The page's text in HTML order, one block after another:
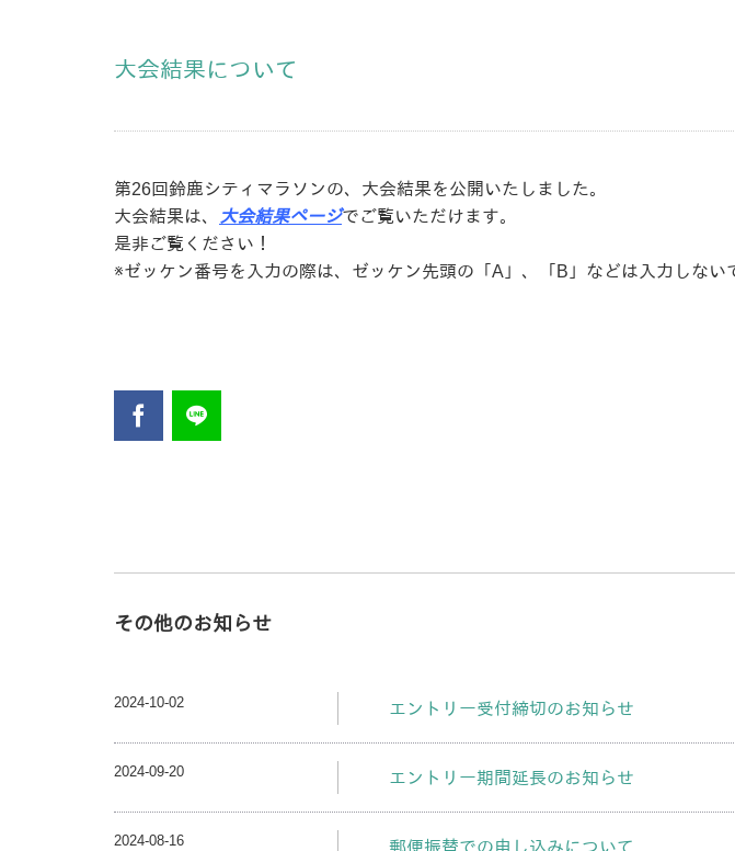
大会結果について
第26回鈴鹿シティマラソンの、大会結果を公開いたしました。
大会結果は、
大会結果ページでご覧いただけます。
是非ご覧ください！
※ゼッケン番号を入力の際は、ゼッケン先頭の「A」、「B」などは入力しない
その他のお知らせ
2024-10-02 エントリー受付締切のお知らせ
2024-09-20 エントリー期間延長のお知らせ
2024-08-16 郵便振替での申し込みについて